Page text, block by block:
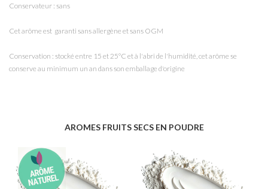
Conservateur : sans
Cet arôme est garanti sans allergène et sans OGM
Conservation : stocké entre 15 et 25°C et à l'abri de l'humidité, cet arôme se
conserve au minimum un an dans son emballage d'origine
AROMES FRUITS SECS EN POUDRE